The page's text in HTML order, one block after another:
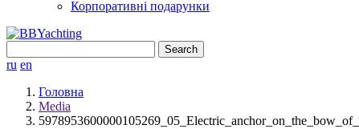
Корпоративні подарунки
for:
ru en
Головна
Media